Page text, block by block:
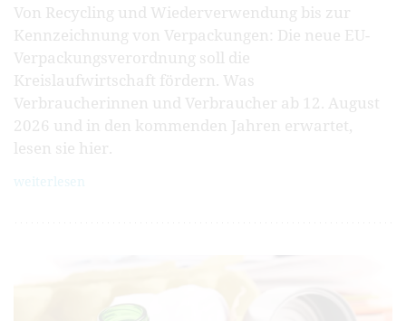
Von Recycling und Wiederverwendung bis zur
Kennzeichnung von Verpackungen: Die neue EU-
Verpackungsverordnung soll die
Kreislaufwirtschaft fördern. Was
Verbraucherinnen und Verbraucher ab 12. August
2026 und in den kommenden Jahren erwartet,
lesen sie hier.
weiterlesen